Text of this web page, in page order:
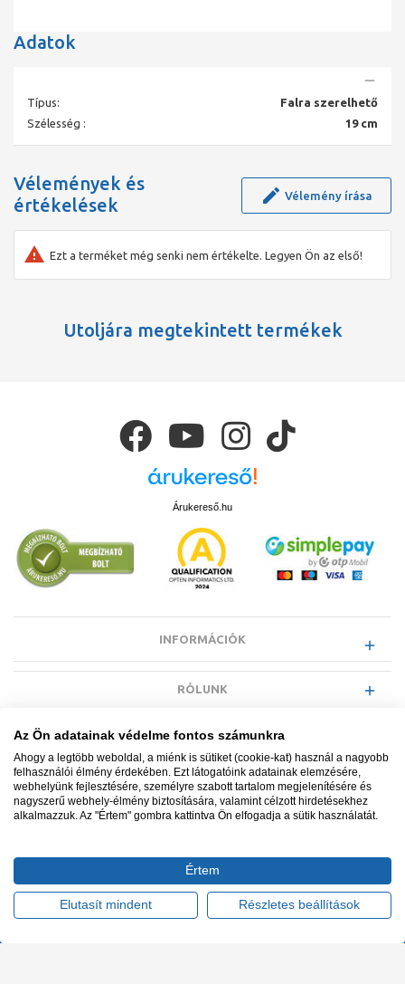
Adatok
Típus:
Falra szerelhető
Szélesség :
19 cm
Vélemények és
értékelések
Vélemény írása
Ezt a terméket még senki nem értékelte. Legyen Ön az első!
Utoljára megtekintett termékek
Árukereső.hu
INFORMÁCIÓK
RÓLUNK
EGYÉB INFORMÁCIÓK
VÁSÁRLÓI INFORMÁCIÓK
Minden jog fenntartva. © Adatkezelés nyilvántartási száma NAIH-
Ügyfélszolgálat: +36 1 700 3500
Az Ön adatainak védelme fontos számunkra
Ahogy a legtöbb weboldal, a miénk is sütiket (cookie-kat) használ a nagyobb
felhasználói élmény érdekében. Ezt látogatóink adatainak elemzésére,
webhelyünk fejlesztésére, személyre szabott tartalom megjelenítésére és
nagyszerű webhely-élmény biztosítására, valamint célzott hirdetésekhez
alkalmazzuk. Az "Értem" gombra kattintva Ön elfogadja a sütik használatát.
Értem
Elutasít mindent Részletes beállítások